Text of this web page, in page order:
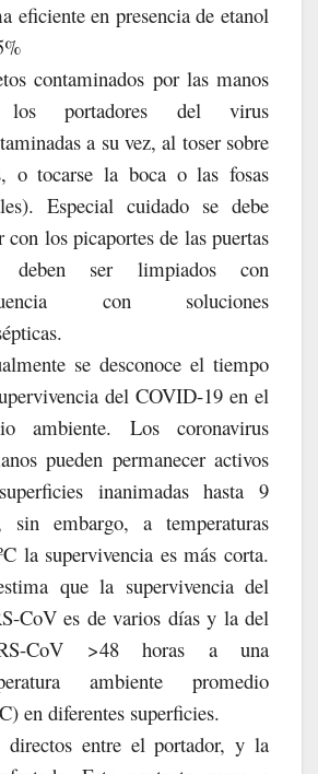
eficiente en presencia de etanol
contaminados por las manos
portadores del virus
a su vez, al toser sobre
o tocarse la boca o las fosas
Especial cuidado se debe
con los picaportes de las puertas
deben ser limpiados con
con soluciones
se desconoce el tiempo
del COVID-19 en el
ambiente. Los coronavirus
pueden permanecer activos
inanimadas hasta 9
sin embargo, a temperaturas
la supervivencia es más corta.
que la supervivencia del
CoV es de varios días y la del
CoV >48 horas a una
ambiente promedio
en diferentes superficies.
directos entre el portador, y la